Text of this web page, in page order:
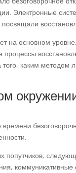
Электронные
на основном
каким
попутчиков,
коммуникативные